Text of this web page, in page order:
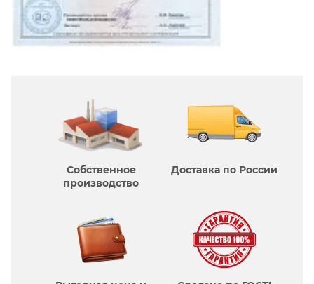
Собственное
производcтво
Доставка по России